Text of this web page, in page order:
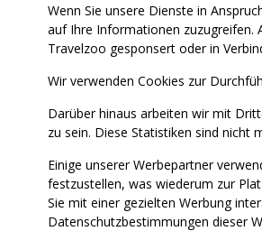
Wenn Sie unsere Dienste in
auf Ihre Informationen zuzugreifen.
Travelzoo gesponsert oder in
Wir verwenden Cookies zur
Darüber hinaus arbeiten wir mit
zu sein. Diese Statistiken sind nicht
Einige unserer Werbepartner
festzustellen, was wiederum zur
Sie mit einer gezielten Werbung
Datenschutzbestimmungen dieser